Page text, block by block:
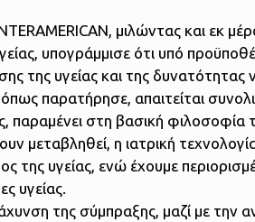
μιλώντας και εκ
υπογράμμισε ότι υπό
της υγείας και της
παρατήρησε, απαιτείται
παραμένει στη βασική
η ιατρική
υγείας, ενώ έχουμε
υγείας.
της σύμπραξης, μαζί με